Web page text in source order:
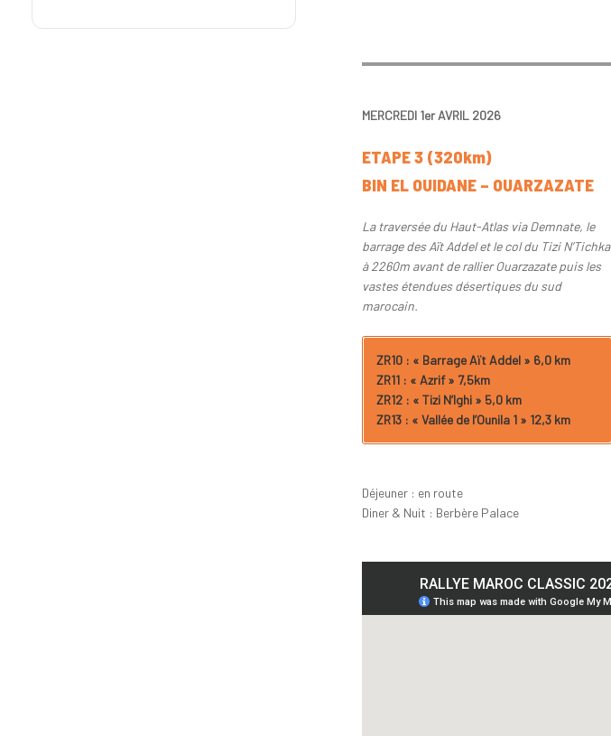
MERCREDI 1er AVRIL 2026
ETAPE 3 (320km)
BIN EL OUIDANE – OUARZAZATE
La traversée du Haut-Atlas via Demnate, le
barrage des Aït Addel et le col du Tizi N’Tichka
à 2260m avant de rallier Ouarzazate puis les
vastes étendues désertiques du sud
marocain.
ZR10 : « Barrage Aït Addel » 6,0 km
ZR11 : « Azrif » 7,5km
ZR12 : « Tizi N’Ighi » 5,0 km
ZR13 : « Vallée de l’Ounila 1 » 12,3 km
Déjeuner : en route
Diner & Nuit : Berbère Palace